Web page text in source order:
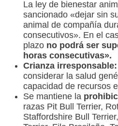
La ley de bienestar
sancionado «dejar sin
animal de compañía
consecutivos». En el
plazo no podrá ser
horas consecutivas».
Crianza irresponsable:
considerar la salud
capacidad de recursos
Se mantiene la
razas Pit Bull Terrier,
Staffordshire Bull